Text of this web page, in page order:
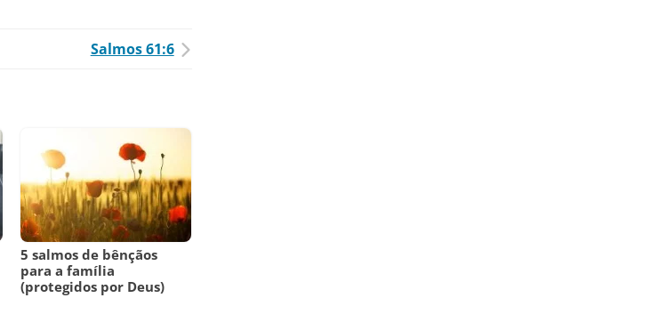
Salmos 61:6
5 salmos de bênçãos
para a família
(protegidos por Deus)